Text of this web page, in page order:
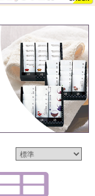
返し 40%OFF
カタログ